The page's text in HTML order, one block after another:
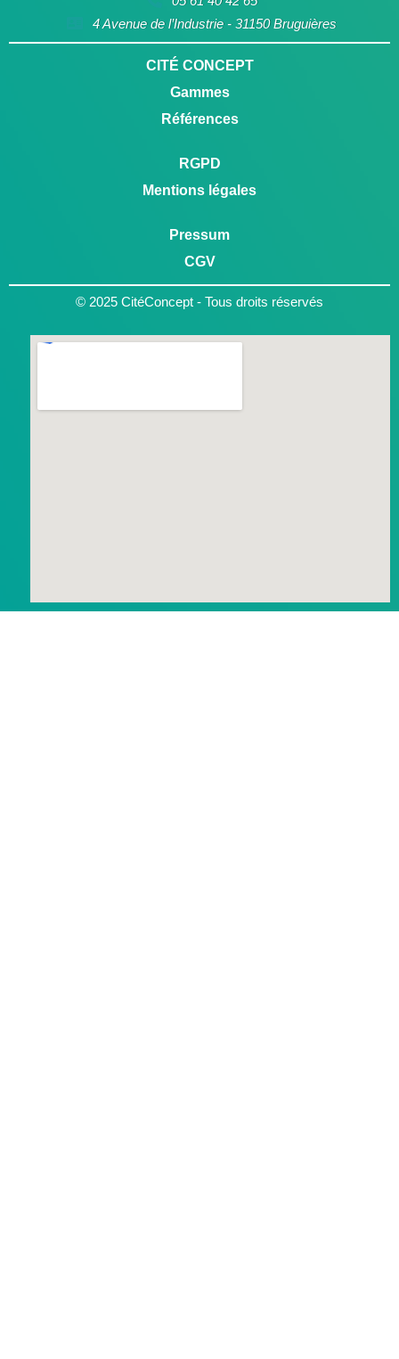
4 Avenue de l’Industrie - 31150 Bruguières
CITÉ CONCEPT
Gammes
Références
RGPD
Mentions légales
Pressum
CGV
© 2025 CitéConcept - Tous droits réservés